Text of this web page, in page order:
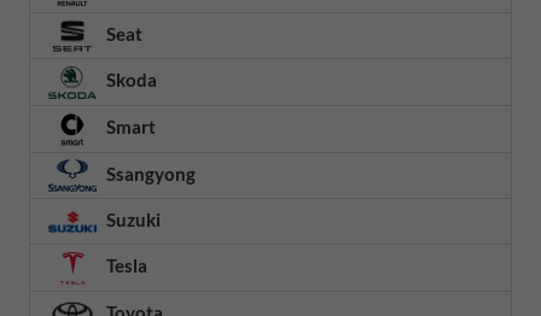
Seat
Skoda
Smart
Ssangyong
Suzuki
Tesla